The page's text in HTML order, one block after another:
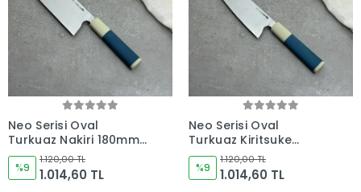
Neo Serisi Oval
Turkuaz Nakiri 180mm
Namlu - Kocakaya El
Yapımı Şef Bıçakları
%9
1.120,00 TL
1.014,60 TL
Neo Serisi Oval
Turkuaz Kiritsuke
205mm Namlu -
Kocakaya El Yapımı
Şef Bıçakları
%9
1.120,00 TL
1.014,60 TL